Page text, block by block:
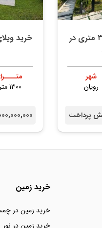
خرید ویلای دوبلکس ۳۰۰ متری در
شهر
رویان
پرداخت
خرید
۱۳۰۰ متر
30,000,000,000
خرید زمین
خرید زمین در
خرید زمین در نور